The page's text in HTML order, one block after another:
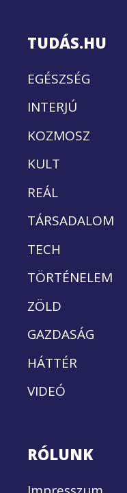
TUDÁS.HU
EGÉSZSÉG
INTERJÚ
KOZMOSZ
KULT
REÁL
TÁRSADALOM
TECH
TÖRTÉNELEM
ZÖLD
GAZDASÁG
HÁTTÉR
VIDEÓ
RÓLUNK